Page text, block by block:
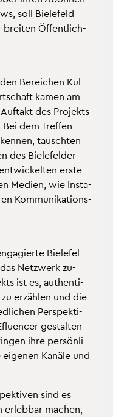
soll Bie­le­feld
brei­ten Öf­fent­lich­
Be­rei­chen Kul­
kamen am
des Pro­jekts
dem Tref­fen
tausch­ten
des Bie­le­fel­der
erste
Me­di­en, wie In­sta­
Kom­mu­ni­ka­ti­ons­
Bie­le­fel­
Netz­werk zu­
ist es, au­then­ti­
er­zäh­len und die
Per­spek­ti­
ge­stal­ten
ihre per­sön­li­
Ka­nä­le und
sind es
ma­chen,